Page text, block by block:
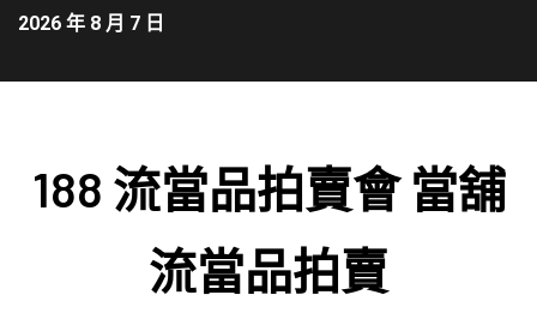
2026 年 8 月 7 日
188 流當品拍賣會 當舖
流當品拍賣